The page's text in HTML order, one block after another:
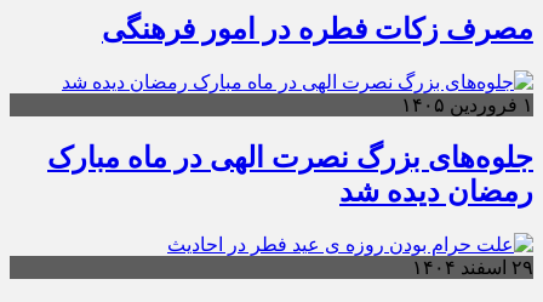
مصرف زکات فطره در امور فرهنگی
۱ فروردین ۱۴۰۵
جلوه‌های بزرگ نصرت الهی در ماه مبارک
رمضان دیده شد
۲۹ اسفند ۱۴۰۴